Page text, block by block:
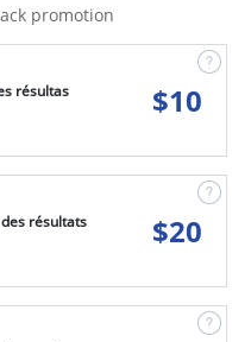
promotion
résultas
$10
résultats
$20